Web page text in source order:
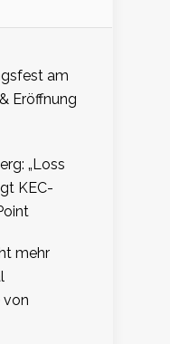
am
Eröffnung
„Loss
KEC-
mehr
von